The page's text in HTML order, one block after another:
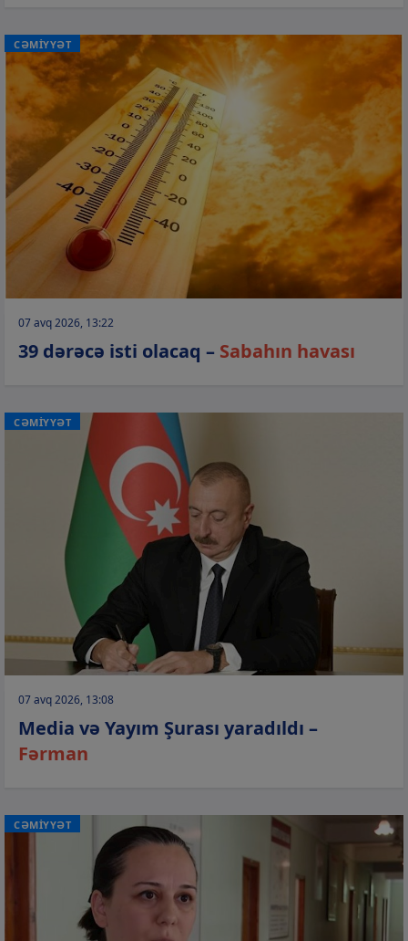
CƏMİYYƏT
07 avq 2026, 13:22
39 dərəcə isti olacaq – Sabahın havası
CƏMİYYƏT
07 avq 2026, 13:08
Media və Yayım Şurası yaradıldı –
Fərman
CƏMİYYƏT